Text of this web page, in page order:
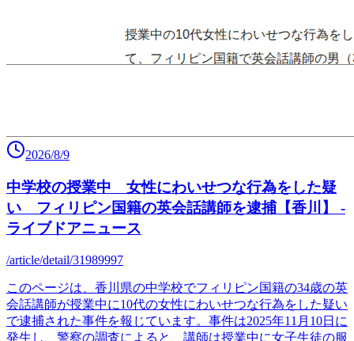
2026/8/9
中学校の授業中 女性にわいせつな行為をした疑
い フィリピン国籍の英会話講師を逮捕【香川】 -
ライブドアニュース
/article/detail/31989997
このページは、香川県の中学校でフィリピン国籍の34歳の英
会話講師が授業中に10代の女性にわいせつな行為をした疑い
で逮捕された事件を報じています。事件は2025年11月10日に
発生し、警察の調査によると、講師は授業中に女子生徒の服